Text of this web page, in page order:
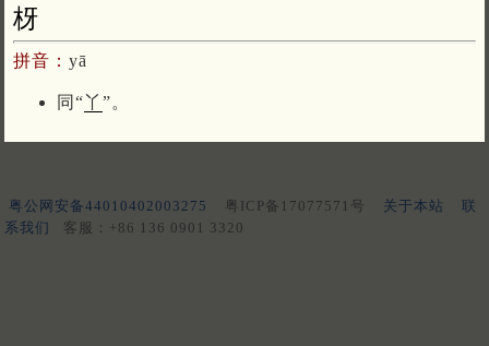
枒
拼音： yā
同“丫 ”。
粤公网安备44010402003275 粤ICP备17077571号 关于本站
联
系我们
客服：+86 136 0901 3320